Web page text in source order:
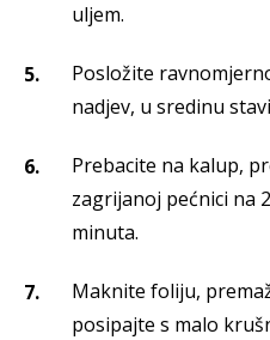
uljem.
Posložite
nadjev, u sredinu
Prebacite na kalup,
zagrijanoj pećnici na
minuta.
Maknite foliju,
posipajte s malo